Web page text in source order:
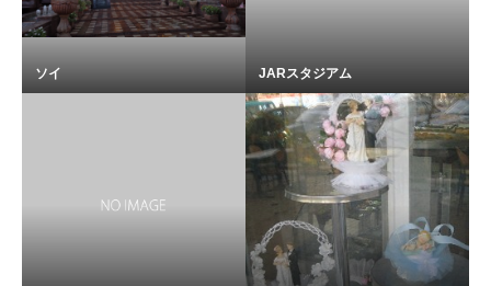
ソイ JARスタジアム